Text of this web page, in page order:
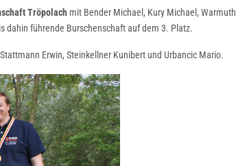
Tröpolachmit Bender Michael, Kury Michael, Warmuth
dahin führende Burschenschaft auf dem 3. Platz.
Erwin, Steinkellner Kunibert und Urbancic Mario.